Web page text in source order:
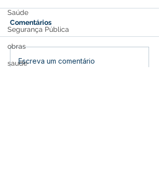
Saúde
Segurança Pública
obras
saudePresença marcante:
Comentários
Escreva um comentário